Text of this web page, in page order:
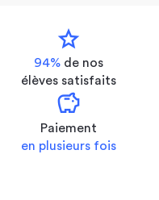
star
94% de nos
élèves satisfaits
savings
Paiement
en plusieurs fois